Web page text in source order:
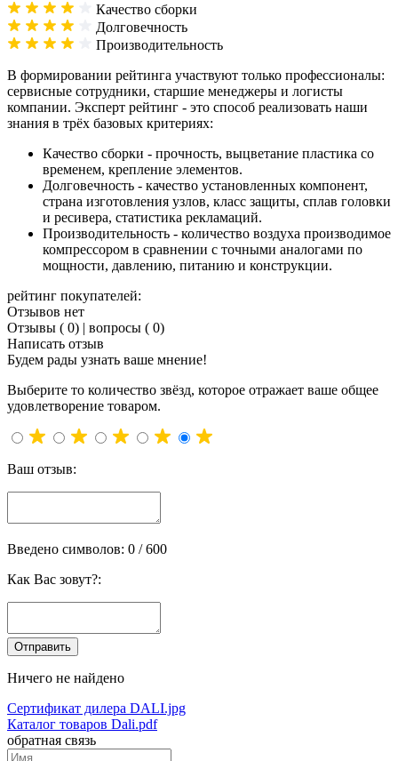
Качество сборки
Долговечность
Производительность
В формировании рейтинга участвуют только профессионалы:
сервисные сотрудники, старшие менеджеры и логисты
компании. Эксперт рейтинг - это способ реализовать наши
знания в трёх базовых критериях:
Качество сборки - прочность, выцветание пластика со
временем, крепление элементов.
Долговечность - качество установленных компонент,
страна изготовления узлов, класс защиты, сплав головки
и ресивера, статистика рекламаций.
Производительность - количество воздуха производимое
компрессором в сравнении с точными аналогами по
мощности, давлению, питанию и конструкции.
рейтинг покупателей:
Отзывов нет
Отзывы ( 0) | вопросы ( 0)
Написать отзыв
Будем рады узнать ваше мнение!
Выберите то количество звёзд, которое отражает ваше общее
удовлетворение товаром.
Ваш отзыв:
Введено символов: 0 / 600
Как Вас зовут?:
Ничего не найдено
Сертификат дилера DALI.jpg
Каталог товаров Dali.pdf
обратная связь